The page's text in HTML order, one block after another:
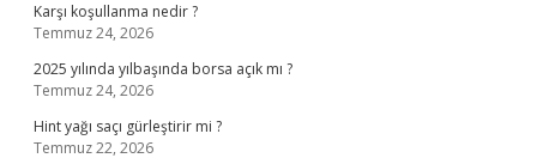
Karşı koşullanma nedir ?
Temmuz 24, 2026
2025 yılında yılbaşında borsa açık mı ?
Temmuz 24, 2026
Hint yağı saçı gürleştirir mi ?
Temmuz 22, 2026